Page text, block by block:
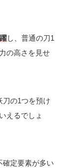
し、普通の刀1
の高さを見せ
刀の1つを預け
えるでしょ
確定要素が多い